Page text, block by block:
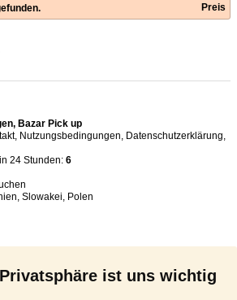
ist uns wichtig
Preis
Bazar Pick up
, Nutzungsbedingungen, Datenschutzerklärung,
24 Stunden: 6
, Slowakei, Polen